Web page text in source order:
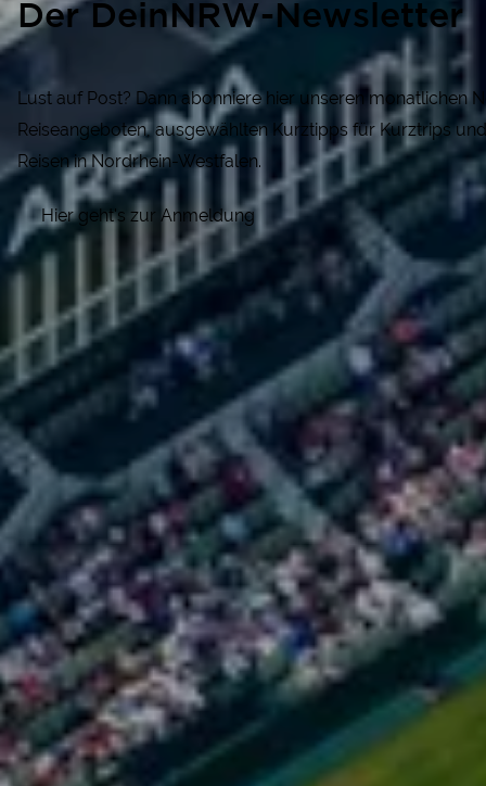
Der DeinNRW-Newsletter
Lust auf Post? Dann abonniere hier unseren monatlichen
Reiseangeboten, ausgewählten Kurztipps für Kurztrips
Reisen in Nordrhein-Westfalen.
Hier geht's zur Anmeldung